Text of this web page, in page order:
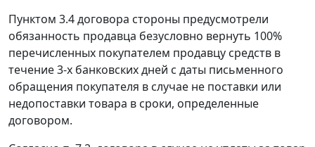
Пунктом 3.4 договора стороны предусмотрели
обязанность продавца безусловно вернуть 100%
перечисленных покупателем продавцу средств в
течение 3-х банковских дней с даты письменного
обращения покупателя в случае не поставки или
недопоставки товара в сроки, определенные
договором.